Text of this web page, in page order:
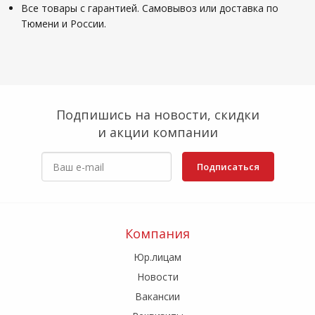
Все товары с гарантией. Самовывоз или доставка по
Тюмени и России.
Подпишись на новости, скидки
и акции компании
Подписаться
Компания
Юр.лицам
Новости
Вакансии